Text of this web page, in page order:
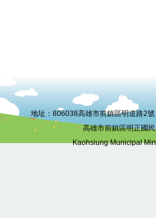
:::
地址：806038高雄市前鎮區明道路2
高雄市前鎮區明正國
Kaohsiung Municipal